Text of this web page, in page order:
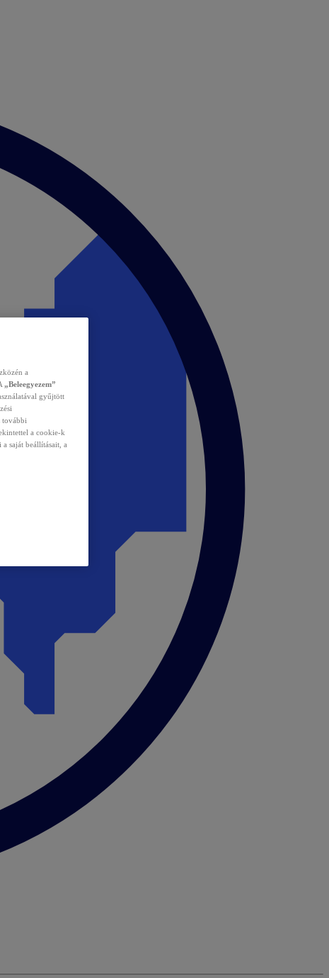
a
„Beleegyezem”
gyűjtött
további
a cookie-k
saját beállításait, a